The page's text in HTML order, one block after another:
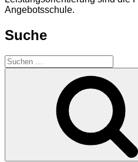
Angebotsschule.
Suche
Suchen
nach: